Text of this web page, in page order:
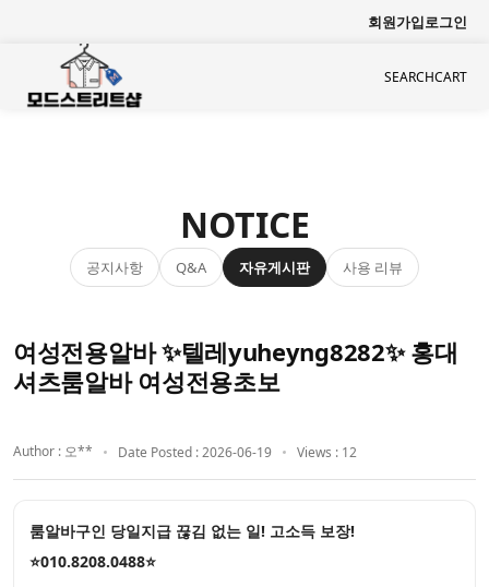
회원가입로그인
SEARCHCART
NOTICE
공지사항 Q&A 자유게시판 사용 리뷰
여성전용알바 ✨텔레yuheyng8282✨ 홍대
셔츠룸알바 여성전용초보
Author : 오** Date Posted : 2026-06-19 Views : 12
룸알바구인 당일지급 끊김 없는 일! 고소득 보장!
⭐010.8208.0488⭐